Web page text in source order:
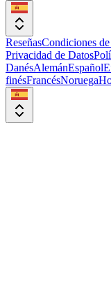
ReseñasCondiciones
Privacidad de Datos
DanésAlemánEspañol
finésFrancésNoruega